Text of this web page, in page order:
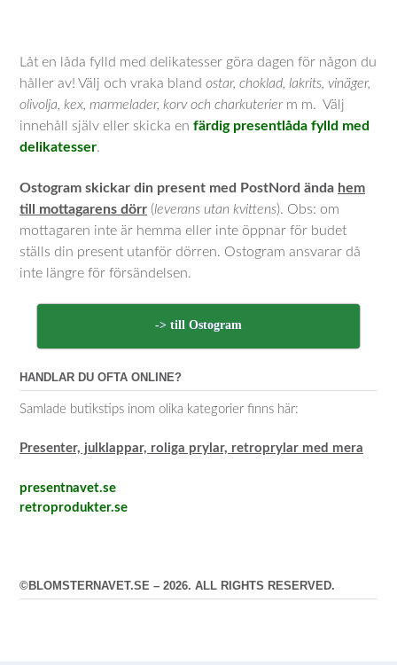
Låt en låda fylld med delikatesser göra dagen för någon du
håller av! Välj och vraka bland ostar, choklad, lakrits, vinäger,
olivolja, kex, marmelader, korv och charkuterierm m. Välj
innehåll själv eller skicka en färdig presentlåda fylld med
delikatesser.
Ostogram skickar din present med PostNord ända hem
till mottagarens dörr (leverans utan kvittens). Obs: om
mottagaren inte är hemma eller inte öppnar för budet
ställs din present utanför dörren. Ostogram ansvarar då
inte längre för försändelsen.
-> till Ostogram
HANDLAR DU OFTA ONLINE?
Samlade butikstips inom olika kategorier finns här:
Presenter, julklappar, roliga prylar, retroprylar med mera
presentnavet.se
retroprodukter.se
©BLOMSTERNAVET.SE – 2026. ALL RIGHTS RESERVED.